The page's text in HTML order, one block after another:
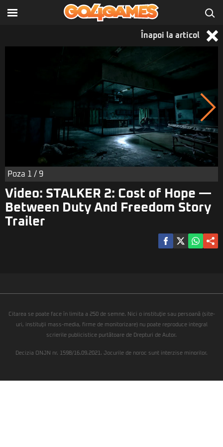
Înapoi la articol
Poza 1 / 9
Video: STALKER 2: Cost of Hope —
Between Duty And Freedom Story
Trailer
Citarea se poate face în limita a 250 de semne. Nici o instituţie sau persoană (site-
uri, instituţii mass-media, firme de monitorizare) nu poate reproduce integral
scrierile publicistice purtătoare de Drepturi de Autor.
Decizia ONJN nr. 1598/16.09.2021. Jocurile de noroc sunt interzise minorilor.